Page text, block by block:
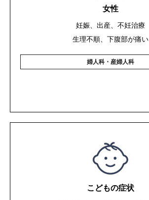
女性
妊娠、出産、不妊治療
生理不順、下腹部が痛い
婦人科・産婦人科
こどもの症状